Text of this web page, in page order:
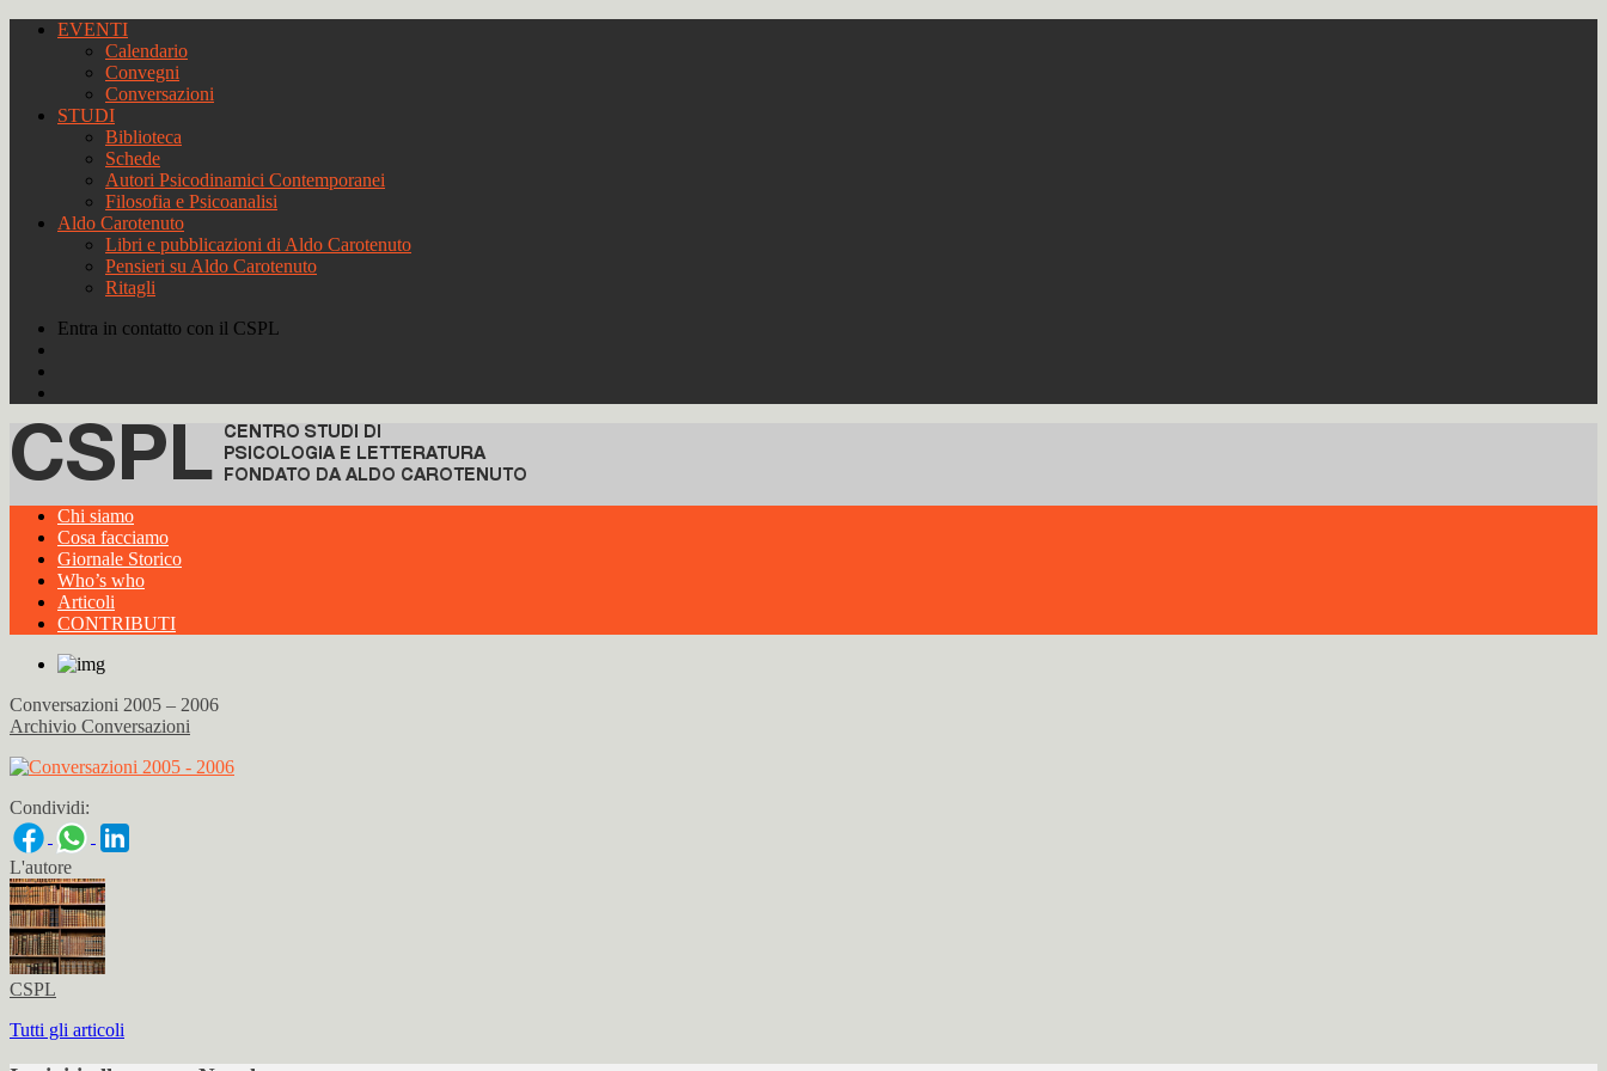
EVENTI
Calendario
Convegni
Conversazioni
STUDI
Biblioteca
Schede
Autori Psicodinamici Contemporanei
Filosofia e Psicoanalisi
Aldo Carotenuto
Libri e pubblicazioni di Aldo Carotenuto
Pensieri su Aldo Carotenuto
Ritagli
Entra in contatto con il CSPL
Chi siamo
Cosa facciamo
Giornale Storico
Who’s who
Articoli
CONTRIBUTI
Conversazioni 2005 – 2006
Archivio Conversazioni
Condividi:
L'autore
CSPL
Tutti gli articoli